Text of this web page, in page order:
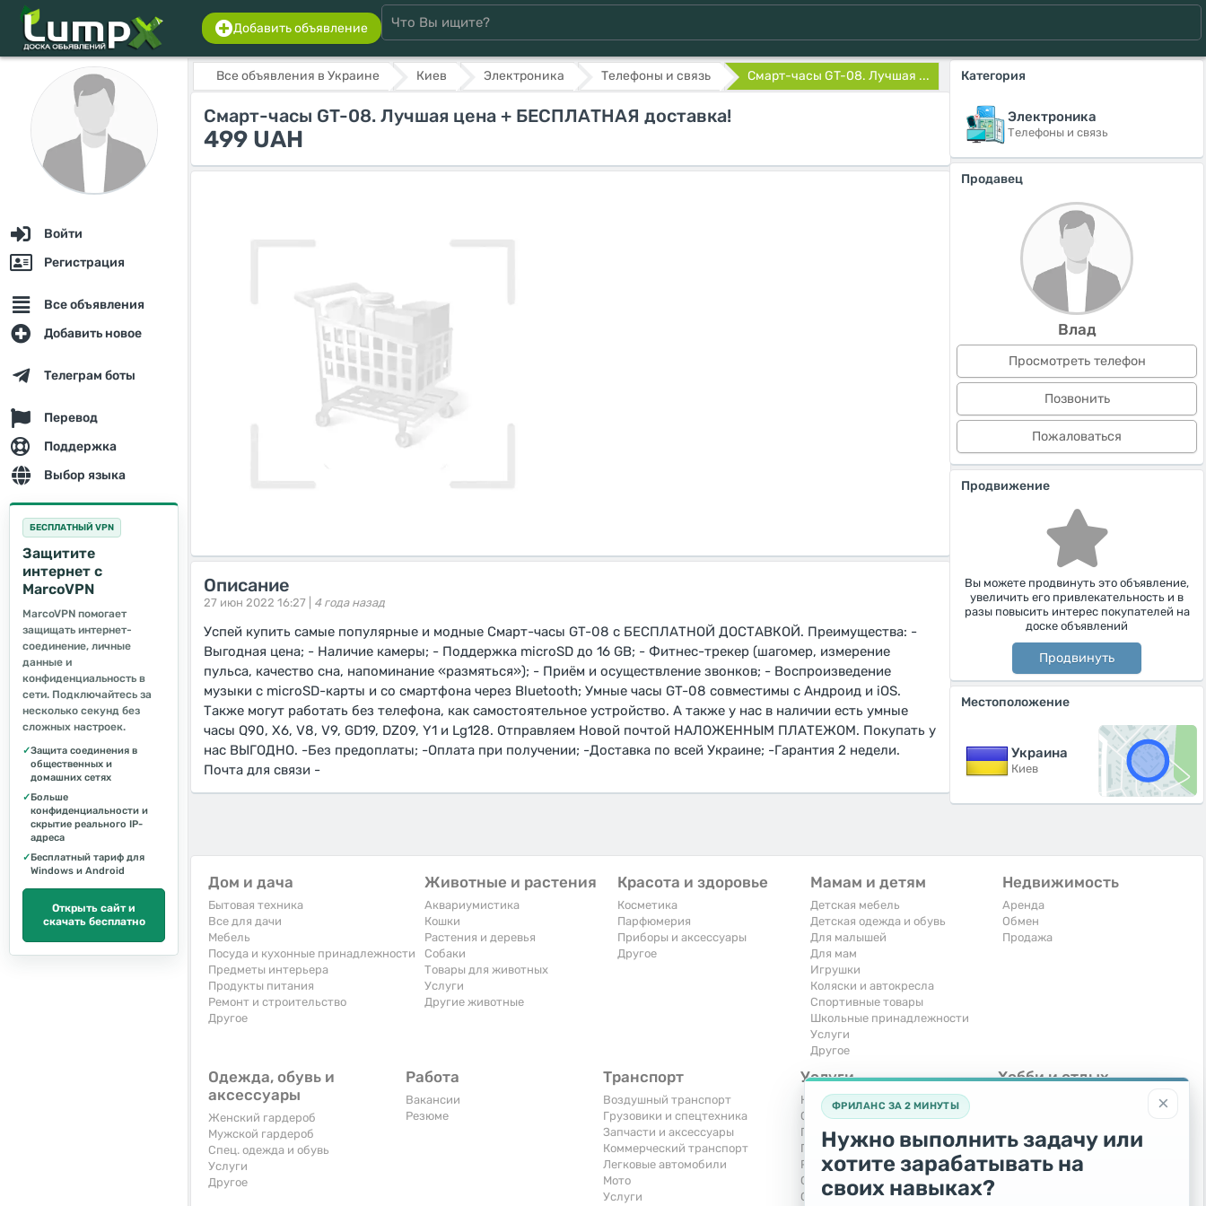
Добавить объявление
Войти
Регистрация
Все объявления
Добавить новое
Телеграм боты
Перевод
Поддержка
Выбор языка
БЕСПЛАТНЫЙ VPN
Защитите
интернет с
MarcoVPN
MarcoVPN помогает
защищать интернет-
соединение, личные
данные и
конфиденциальность в
сети. Подключайтесь за
несколько секунд без
сложных настроек.
✓Защита соединения в
общественных и
домашних сетях
✓Больше
конфиденциальности и
скрытие реального IP-
адреса
✓Бесплатный тариф для
Windows и Android
Открыть сайт и
скачать бесплатно
Все объявления в Украине Киев Электроника Телефоны и связь Смарт-часы GT-08. Лучшая ...
Смарт-часы GT-08. Лучшая цена + БЕСПЛАТНАЯ доставка!
499 UAH
Описание
27 июн 2022 16:27 | 4 года назад
Успей купить ​самые популярные и модные Смарт-часы GT-08 с БЕСПЛАТНОЙ ДОСТАВКОЙ. Преимущества: -
Выгодная цена; - Наличие камеры; - Поддержка microSD до 16 GB; - Фитнес-трекер (шагомер, измерение
пульса, качество сна, напоминание «размяться»); - Приём и осуществление звонков; - Воспроизведение
музыки с microSD-карты и со смартфона через Bluetooth; Умные часы GT-08 совместимы с Андроид и iOS.
Также могут работать без телефона, как самостоятельное устройство. А также у нас в наличии есть умные
часы Q90, X6, V8, V9, GD19, DZ09, Y1 и Lg128. Отправляем Новой почтой НАЛОЖЕННЫМ ПЛАТЕЖОМ. Покупать у
нас ВЫГОДНО. -Без предоплаты; -Оплата при получении; -Доставка по всей Украине; -Гарантия 2 недели.
Почта для связи -
Категория
Электроника
Телефоны и связь
Продавец
Влад
Просмотреть телефон
Позвонить
Пожаловаться
Продвижение
Вы можете продвинуть это объявление,
увеличить его привлекательность и в
разы повысить интерес покупателей на
доске объявлений
Продвинуть
Местоположение
Украина
Киев
Дом и дача
Бытовая техника
Все для дачи
Мебель
Посуда и кухонные принадлежности
Предметы интерьера
Продукты питания
Ремонт и строительство
Другое
Животные и растения
Аквариумистика
Кошки
Растения и деревья
Собаки
Товары для животных
Услуги
Другие животные
Красота и здоровье
Косметика
Парфюмерия
Приборы и аксессуары
Другое
Мамам и детям
Детская мебель
Детская одежда и обувь
Для малышей
Для мам
Игрушки
Коляски и автокресла
Спортивные товары
Школьные принадлежности
Услуги
Другое
Недвижимость
Аренда
Обмен
Продажа
Одежда, обувь и
аксессуары
Женский гардероб
Мужской гардероб
Спец. одежда и обувь
Услуги
Другое
Работа
Вакансии
Резюме
Транспорт
Воздушный транспорт
Грузовики и спецтехника
Запчасти и аксессуары
Коммерческий транспорт
Легковые автомобили
Мото
Услуги
Услуги
Компьютеры, интернет
Обучение и репетиторство
Перевозки и транспорт
Праздники и мероприятия
Ремонт и установка техники
Сиделки, горничные
Строительство и ремонт
Хобби и отдых
Охота и рыбалка
Спорт и отдых
Другое
×
ФРИЛАНС ЗА 2 МИНУТЫ
Нужно выполнить задачу или
хотите зарабатывать на
своих навыках?